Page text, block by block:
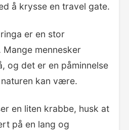
å krysse en travel gate.
er en stor
mennesker
og det er en påminnelse
kan være.
en liten krabbe, husk at
på en lang og